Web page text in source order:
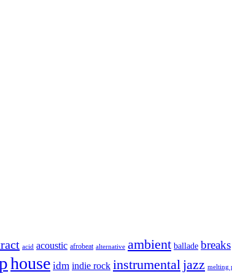
acid acoustic afrobeat alternative ambient ballade breaks
house idm indie rock instrumentaljazz melting